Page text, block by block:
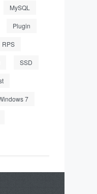
MySQL
Plugin
RPS
SSD
7